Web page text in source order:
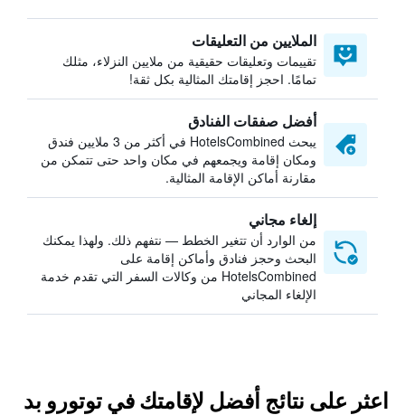
الملايين من التعليقات
تقييمات وتعليقات حقيقية من ملايين النزلاء، مثلك
تمامًا. احجز إقامتك المثالية بكل ثقة!
أفضل صفقات الفنادق
يبحث HotelsCombined في أكثر من 3 ملايين فندق
ومكان إقامة ويجمعهم في مكان واحد حتى تتمكن من
مقارنة أماكن الإقامة المثالية.
إلغاء مجاني
من الوارد أن تتغير الخطط — نتفهم ذلك. ولهذا يمكنك
البحث وحجز فنادق وأماكن إقامة على
HotelsCombined من وكالات السفر التي تقدم خدمة
الإلغاء المجاني
اعثر على نتائج أفضل لإقامتك في توتورو بد